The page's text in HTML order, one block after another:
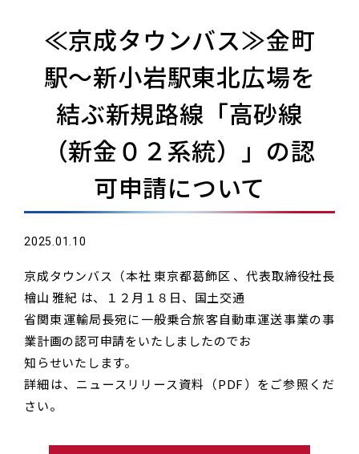
≪京成タウンバス≫金町
駅～新小岩駅東北広場を
結ぶ新規路線「高砂線
（新金０２系統）」の認
可申請について
2025.01.10
京成タウンバス（本社 東京都葛飾区 、代表取締役社長
檜山 雅紀 は、１２月１８日、国土交通
省関東運輸局長宛に一般乗合旅客自動車運送事業の事
業計画の認可申請をいたしましたのでお
知らせいたします。
詳細は、ニュースリリース資料（PDF）をご参照くだ
さい。